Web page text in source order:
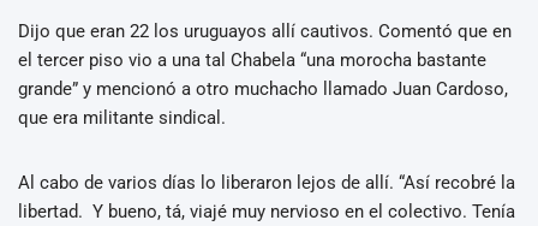
Dijo que eran 22 los uruguayos allí cautivos. Comentó que en
el tercer piso vio a una tal Chabela “una morocha bastante
grande” y mencionó a otro muchacho llamado Juan Cardoso,
que era militante sindical.
Al cabo de varios días lo liberaron lejos de allí. “Así recobré la
libertad. Y bueno, tá, viajé muy nervioso en el colectivo. Tenía